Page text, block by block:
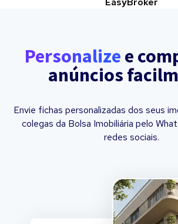
Personalize e
anúncios
Envie fichas personalizadas dos seus
colegas da Bolsa Imobiliária pelo
redes sociais.